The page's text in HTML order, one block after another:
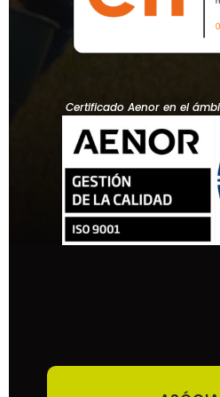
Certificado Aenor en el